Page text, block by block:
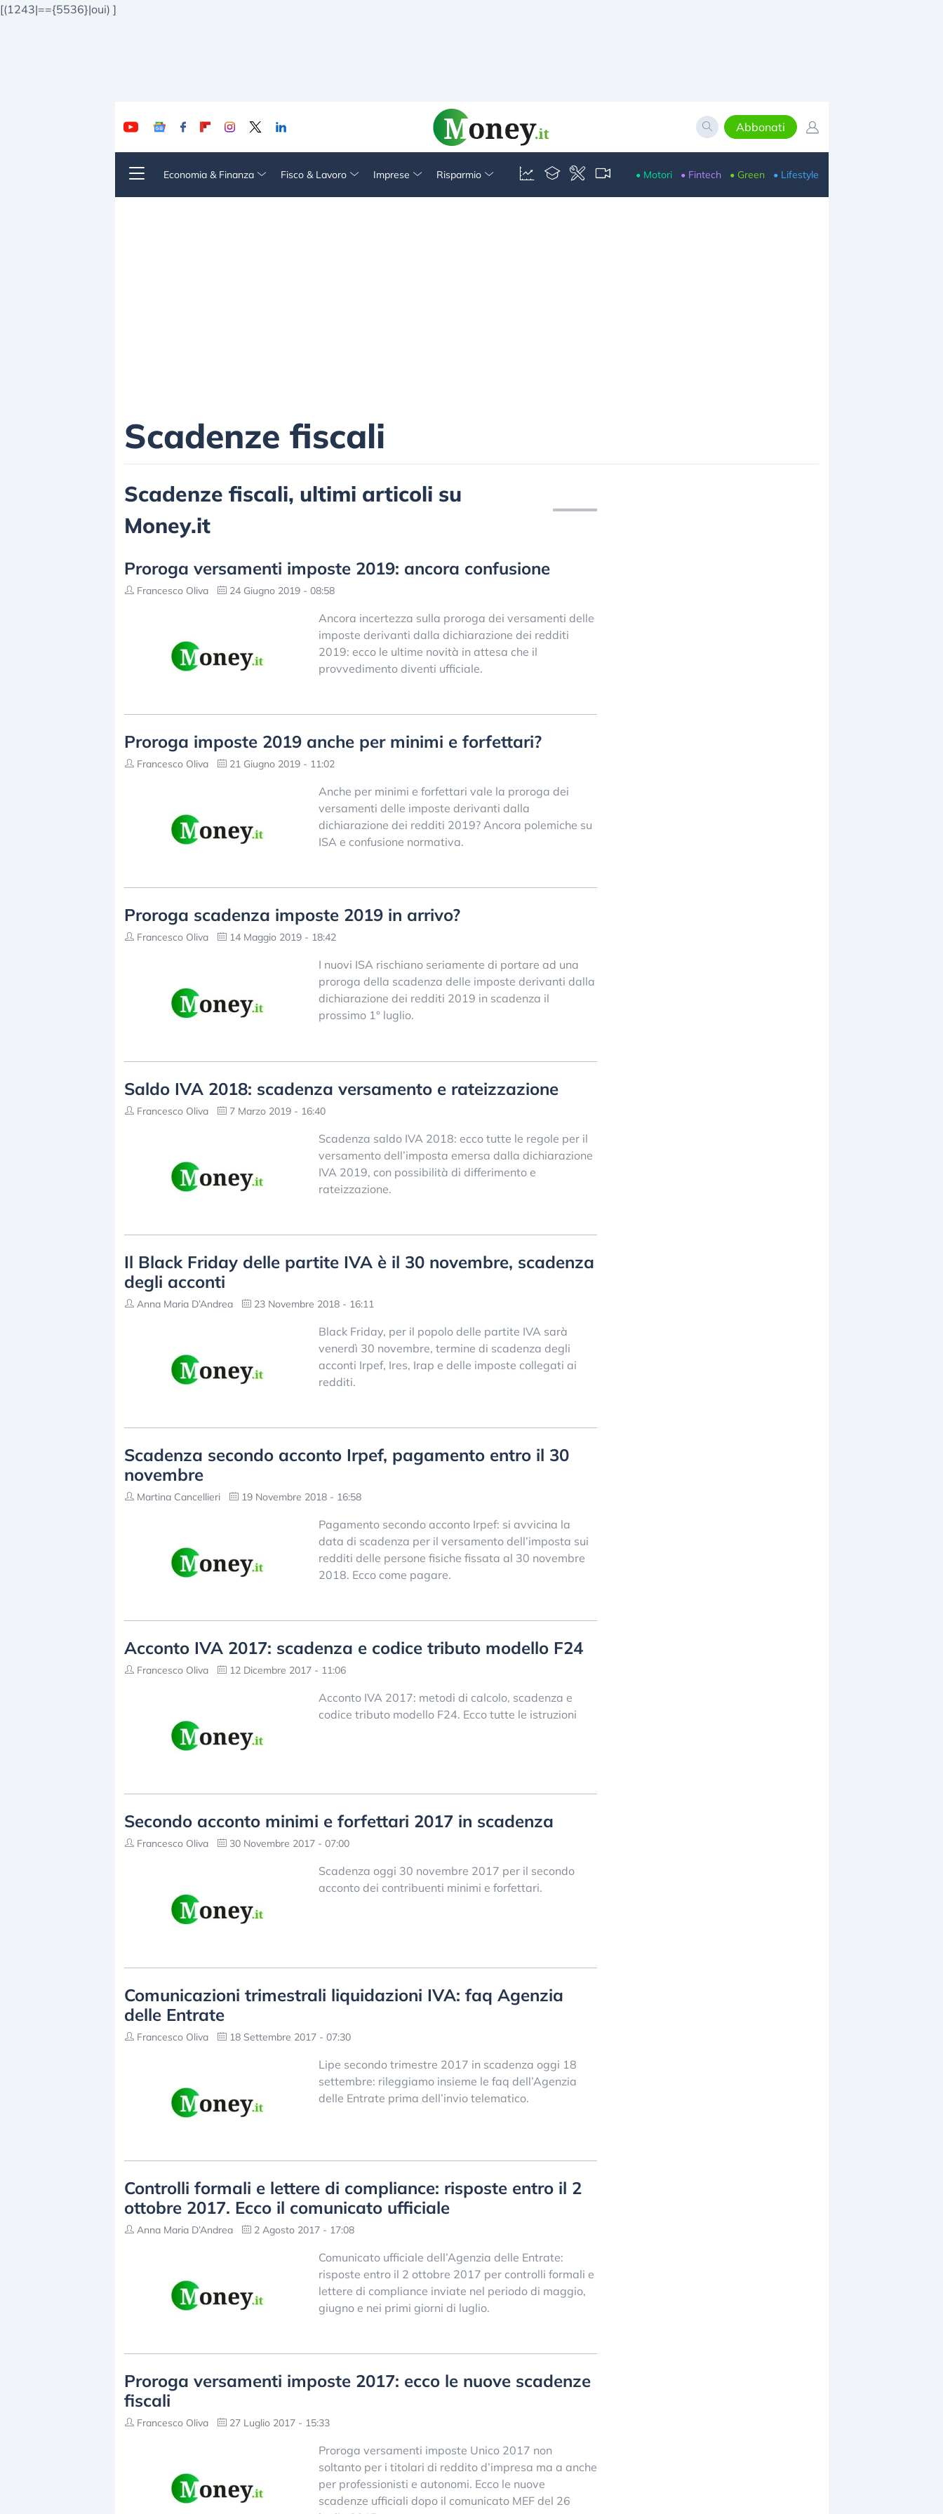
[(1243|=={5536}|oui) ]
Abbonati
Economia & Finanza Fisco & Lavoro Imprese Risparmio • Motori • Fintech • Green • Lifestyle
Scadenze fiscali
Scadenze fiscali, ultimi articoli su
Money.it
Proroga versamenti imposte 2019: ancora confusione
Francesco Oliva 24 Giugno 2019 - 08:58
Ancora incertezza sulla proroga dei versamenti delle
imposte derivanti dalla dichiarazione dei redditi
2019: ecco le ultime novità in attesa che il
provvedimento diventi ufficiale.
Proroga imposte 2019 anche per minimi e forfettari?
Francesco Oliva 21 Giugno 2019 - 11:02
Anche per minimi e forfettari vale la proroga dei
versamenti delle imposte derivanti dalla
dichiarazione dei redditi 2019? Ancora polemiche su
ISA e confusione normativa.
Proroga scadenza imposte 2019 in arrivo?
Francesco Oliva 14 Maggio 2019 - 18:42
I nuovi ISA rischiano seriamente di portare ad una
proroga della scadenza delle imposte derivanti dalla
dichiarazione dei redditi 2019 in scadenza il
prossimo 1° luglio.
Saldo IVA 2018: scadenza versamento e rateizzazione
Francesco Oliva 7 Marzo 2019 - 16:40
Scadenza saldo IVA 2018: ecco tutte le regole per il
versamento dell’imposta emersa dalla dichiarazione
IVA 2019, con possibilità di differimento e
rateizzazione.
Il Black Friday delle partite IVA è il 30 novembre, scadenza
degli acconti
Anna Maria D’Andrea 23 Novembre 2018 - 16:11
Black Friday, per il popolo delle partite IVA sarà
venerdì 30 novembre, termine di scadenza degli
acconti Irpef, Ires, Irap e delle imposte collegati ai
redditi.
Scadenza secondo acconto Irpef, pagamento entro il 30
novembre
Martina Cancellieri 19 Novembre 2018 - 16:58
Pagamento secondo acconto Irpef: si avvicina la
data di scadenza per il versamento dell’imposta sui
redditi delle persone fisiche fissata al 30 novembre
2018. Ecco come pagare.
Acconto IVA 2017: scadenza e codice tributo modello F24
Francesco Oliva 12 Dicembre 2017 - 11:06
Acconto IVA 2017: metodi di calcolo, scadenza e
codice tributo modello F24. Ecco tutte le istruzioni
Secondo acconto minimi e forfettari 2017 in scadenza
Francesco Oliva 30 Novembre 2017 - 07:00
Scadenza oggi 30 novembre 2017 per il secondo
acconto dei contribuenti minimi e forfettari.
Comunicazioni trimestrali liquidazioni IVA: faq Agenzia
delle Entrate
Francesco Oliva 18 Settembre 2017 - 07:30
Lipe secondo trimestre 2017 in scadenza oggi 18
settembre: rileggiamo insieme le faq dell’Agenzia
delle Entrate prima dell’invio telematico.
Controlli formali e lettere di compliance: risposte entro il 2
ottobre 2017. Ecco il comunicato ufficiale
Anna Maria D’Andrea 2 Agosto 2017 - 17:08
Comunicato ufficiale dell’Agenzia delle Entrate:
risposte entro il 2 ottobre 2017 per controlli formali e
lettere di compliance inviate nel periodo di maggio,
giugno e nei primi giorni di luglio.
Proroga versamenti imposte 2017: ecco le nuove scadenze
fiscali
Francesco Oliva 27 Luglio 2017 - 15:33
Proroga versamenti imposte Unico 2017 non
soltanto per i titolari di reddito d’impresa ma a anche
per professionisti e autonomi. Ecco le nuove
scadenze ufficiali dopo il comunicato MEF del 26